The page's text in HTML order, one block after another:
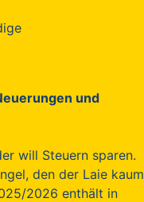
und
will Steuern sparen.
den der Laie kaum
2026 enthält in